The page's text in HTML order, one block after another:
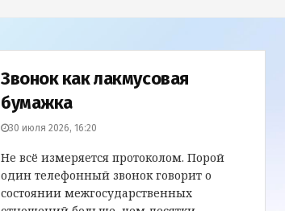
Звонок как лакмусовая
бумажка
30 июля 2026, 16:20
Не всё измеряется протоколом. Порой
один телефонный звонок говорит о
состоянии межгосударственных